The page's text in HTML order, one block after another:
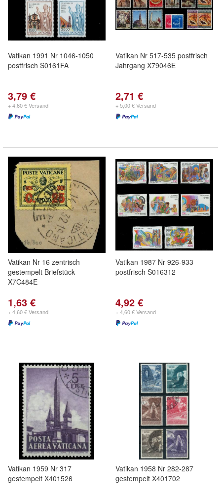
Vatikan 1991 Nr 1046-1050
postfrisch S0161FA
3,79 €
+ 4,60 € Versand
Vatikan Nr 517-535 postfrisch
Jahrgang X79046E
2,71 €
+ 5,00 € Versand
Vatikan Nr 16 zentrisch
gestempelt Briefstück
X7C484E
1,63 €
+ 4,60 € Versand
Vatikan 1987 Nr 926-933
postfrisch S016312
4,92 €
+ 4,60 € Versand
Vatikan 1959 Nr 317
gestempelt X401526
Vatikan 1958 Nr 282-287
gestempelt X401702